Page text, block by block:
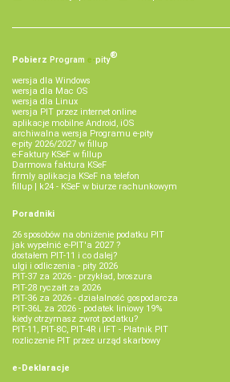
Pobierz Program e‑pity®
wersja dla Windows
wersja dla Mac OS
wersja dla Linux
wersja PIT przez internet online
aplikacje mobilne Android, iOS
archiwalna wersja Programu e-pity
e-pity 2026/2027 w fillup
e‑Faktury KSeF w fillup
Darmowa faktura KSeF
firmly aplikacja KSeF na telefon
fillup | k24 - KSeF w biurze rachunkowym
Poradniki
26 sposobów na obniżenie podatku PIT
jak wypełnić e-PIT'a 2027 ?
dostałem PIT-11 i co dalej?
ulgi i odliczenia - pity 2026
PIT-37 za 2026 - przykład, broszura
PIT-28 ryczałt za 2026
PIT-36 za 2026 - działalność gospodarcza
PIT-36L za 2026 - podatek liniowy 19%
kiedy otrzymasz zwrot podatku?
PIT-11, PIT-8C, PIT-4R i IFT - Płatnik PIT
rozliczenie PIT przez urząd skarbowy
e-Deklaracje